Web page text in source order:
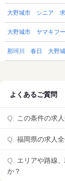
大野城市 シニア 求
大野城市 ヤマキフ
那珂川 春日 大野
よくあるご質問
この条件の求
福岡県の求人
エリアや路線
か？